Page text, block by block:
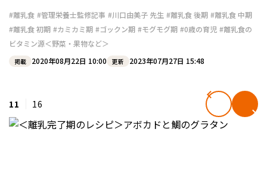
#離乳食 #管理栄養士監修記事 #川口由美子 先生 #離乳食 後期 #離乳食 中期
#離乳食 初期 #カミカミ期 #ゴックン期 #モグモグ期 #0歳の育児 #離乳食の
ビタミン源＜野菜・果物など＞
掲載 2020年08月22日 10:00 更新 2023年07月27日 15:48
11 16